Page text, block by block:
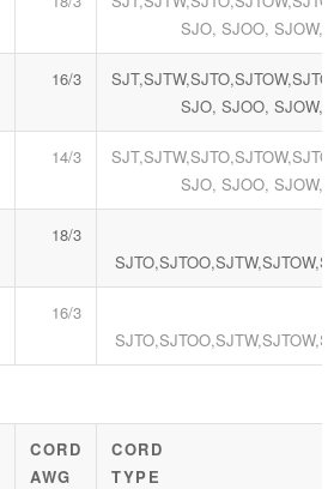
SJO, SJOO, SJOW,
16/3
SJO, SJOO, SJOW,
14/3
SJO, SJOO, SJOW,
18/3
16/3
CORD
AWG
CORD
TYPE